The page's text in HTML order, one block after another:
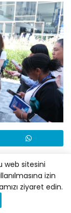
zirveden
bir
bir
web sitesini
izin
ziyaret edin.